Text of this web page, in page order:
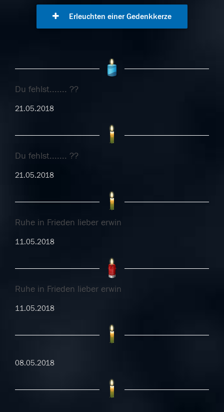
Erleuchten einer Gedenkkerze
Du fehlst....... ??
21.05.2018
Du fehlst....... ??
21.05.2018
Ruhe in Frieden lieber erwin
11.05.2018
Ruhe in Frieden lieber erwin
11.05.2018
08.05.2018